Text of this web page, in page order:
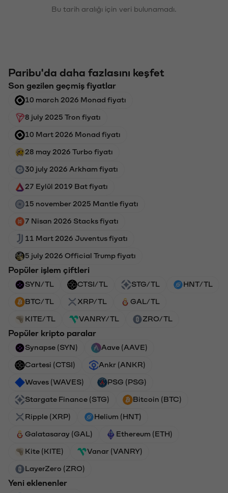
Bu tarih aralığı için veri bulunamadı.
Paribu'da daha fazlasını keşfet
Son gezilen geçmiş fiyatlar
10 march 2026 Monad fiyatı
8 july 2025 Tron fiyatı
10 Mart 2026 Monad fiyatı
28 may 2026 Turbo fiyatı
30 july 2026 Arkham fiyatı
27 Eylül 2019 Bat fiyatı
15 november 2025 Mantle fiyatı
7 Nisan 2026 Stacks fiyatı
11 Mart 2026 Juventus fiyatı
5 july 2026 Official Trump fiyatı
Popüler işlem çiftleri
SYN/TL CTSI/TL STG/TL HNT/TL
BTC/TL XRP/TL GAL/TL
KITE/TL VANRY/TL ZRO/TL
Popüler kripto paralar
Synapse (SYN) Aave (AAVE)
Cartesi (CTSI) Ankr (ANKR)
Waves (WAVES) PSG (PSG)
Stargate Finance (STG) Bitcoin (BTC)
Ripple (XRP) Helium (HNT)
Galatasaray (GAL) Ethereum (ETH)
Kite (KITE) Vanar (VANRY)
LayerZero (ZRO)
Yeni eklenenler